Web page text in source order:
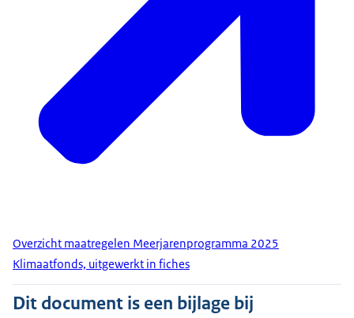
Overzicht maatregelen Meerjarenprogramma 2025
Klimaatfonds, uitgewerkt in fiches
Dit document is een bijlage bij